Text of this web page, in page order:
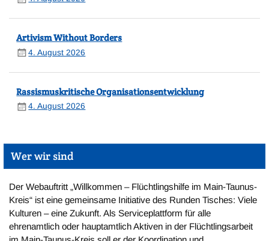
Artivism Without Borders
4. August 2026
Rassismuskritische Organisationsentwicklung
4. August 2026
Wer wir sind
Der Webauftritt „Willkommen – Flüchtlingshilfe im Main-Taunus-
Kreis“ ist eine gemeinsame Initiative des Runden Tisches: Viele
Kulturen – eine Zukunft. Als Serviceplattform für alle
ehrenamtlich oder hauptamtlich Aktiven in der Flüchtlingsarbeit